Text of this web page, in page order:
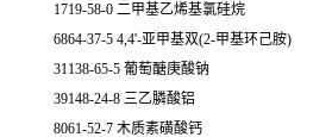
1719-58-0 二甲基乙烯基氯硅烷
6864-37-5 4,4'-亚甲基双(2-甲基环己胺)
31138-65-5 葡萄醣庚酸钠
39148-24-8 三乙膦酸铝
8061-52-7 木质素磺酸钙